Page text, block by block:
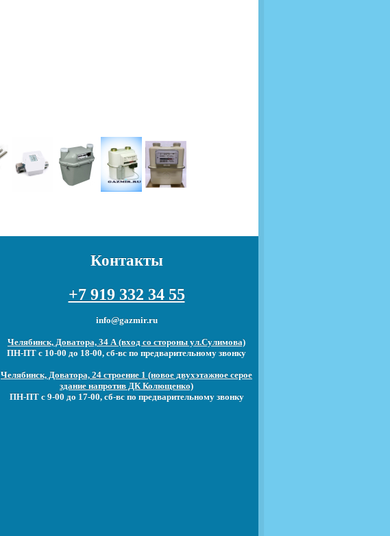
Контакты
+7 919 332 34 55
info@gazmir.ru
Челябинск, Доватора, 34 А (вход со стороны ул.Сулимова)
ПН-ПТ с 10-00 до 18-00, сб-вс по предварительному звонку
Челябинск, Доватора, 24 строение 1 (новое двухэтажное серое
здание напротив ДК Колющенко)
ПН-ПТ с 9-00 до 17-00, сб-вс по предварительному звонку